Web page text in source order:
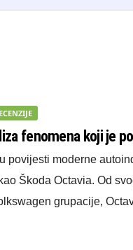
fenomena koji je
povijesti moderne
Škoda Octavia. Od
grupacije,